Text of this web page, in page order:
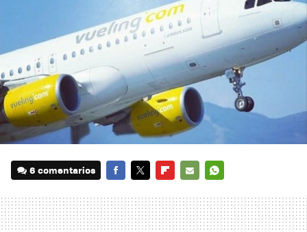
6 comentarios
MAIL